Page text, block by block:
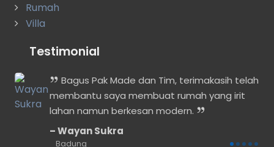
Rumah
Villa
Testimonial
Bagus Pak Made dan Tim, terimakasih telah
membantu saya membuat rumah yang irit
lahan namun berkesan modern.
Wayan Sukra
Badung